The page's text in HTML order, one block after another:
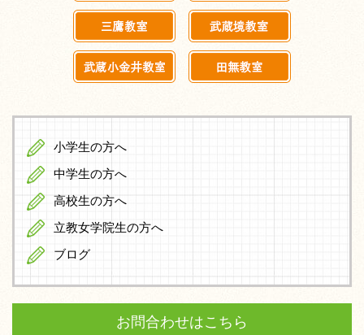
小学生の方へ
中学生の方へ
高校生の方へ
立教女学院生の方へ
ブログ
お問合わせはこちら